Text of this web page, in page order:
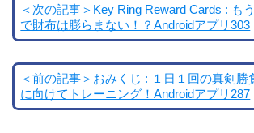
＜次の記事＞Key Ring Reward Cards : も
で財布は膨らまない！？Androidアプリ303
＜前の記事＞おみくじ : １日１回の真剣勝
に向けてトレーニング！Androidアプリ287